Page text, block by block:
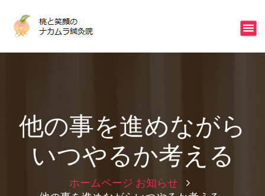
不眠・冷え・ストレスはご相談下さい
他の事を進めながら
いつやるか考える
ホームページ お知らせ